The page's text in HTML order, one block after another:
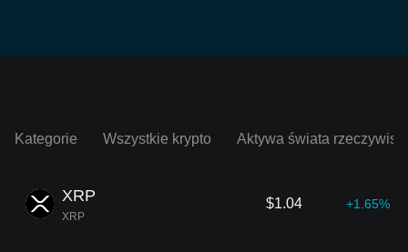
Kategorie Wszystkie krypto Aktywa świata
XRP
XRP
$1.04 +1.65%